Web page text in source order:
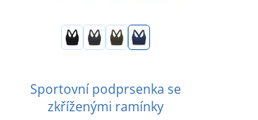
Sportovní podprsenka se
zkříženými ramínky